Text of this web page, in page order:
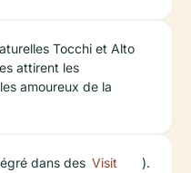
Tocchi et Alto
attirent les
amoureux de la
dans des Visit
).